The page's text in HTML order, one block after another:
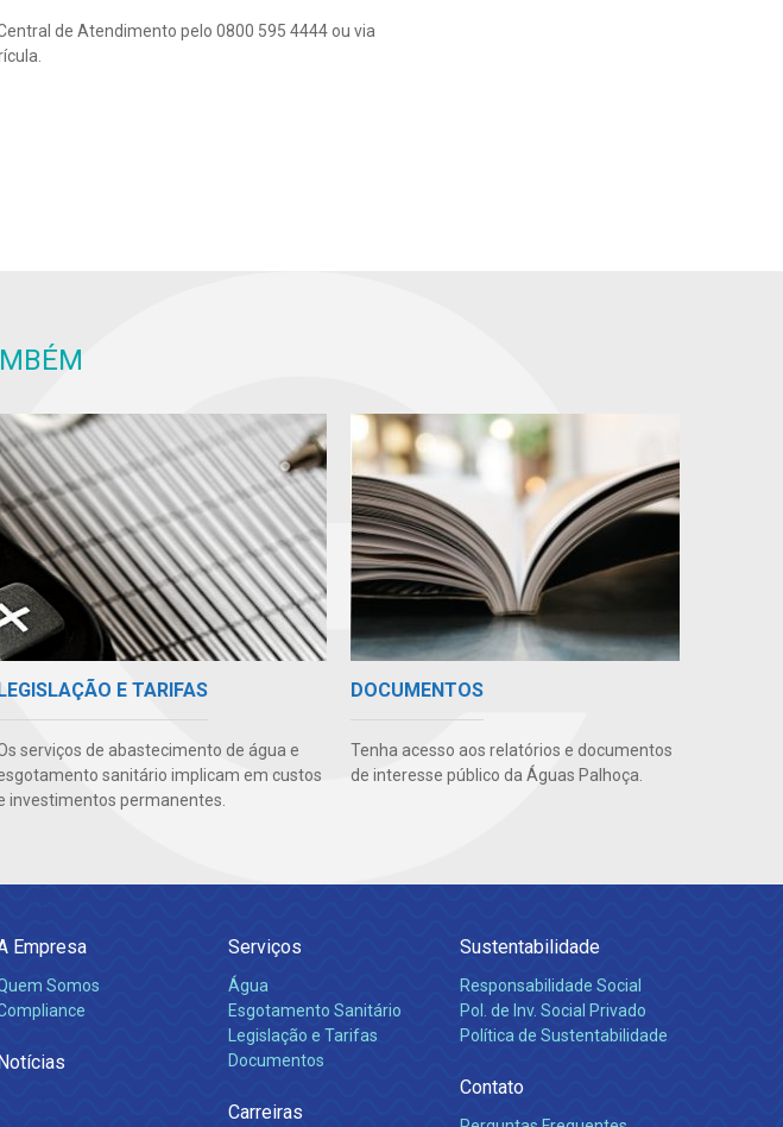
de Atendimento pelo 0800 595 4444 ou via
LEGISLAÇÃO E TARIFAS
serviços de abastecimento de água e
sanitário implicam em custos
investimentos permanentes.
DOCUMENTOS
Tenha acesso aos relatórios e documentos
de interesse público da Águas Palhoça.
Empresa
Somos
Notícias
Serviços
Água
Esgotamento Sanitário
Legislação e Tarifas
Documentos
Carreiras
Sustentabilidade
Responsabilidade Social
Pol. de Inv. Social Privado
Política de Sustentabilidade
Contato